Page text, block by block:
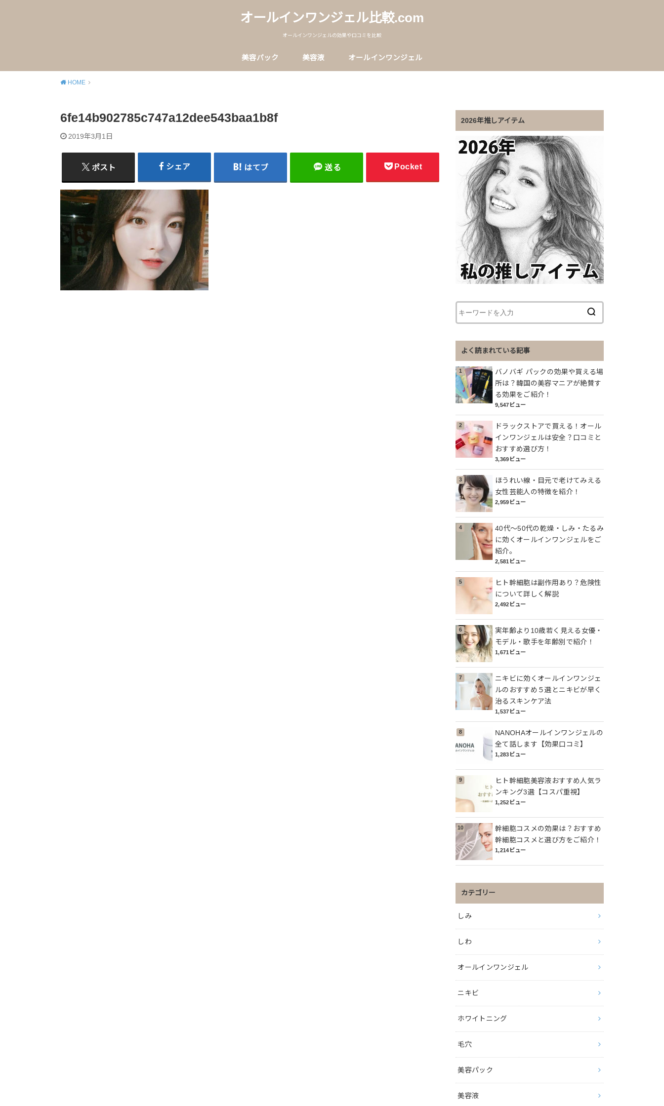
オールインワンジェル比較.com
オールインワンジェルの効果や口コミを比較
美容パック 美容液 オールインワンジェル
HOME
6fe14b902785c747a12dee543baa1b8f
2019年3月1日
ポスト シェア はてブ 送る Pocket
2026年推しアイテム
よく読まれている記事
バノバギ パックの効果や買える場
所は？韓国の美容マニアが絶賛す
る効果をご紹介！
9,547ビュー
ドラックストアで買える！オール
インワンジェルは安全？口コミと
おすすめ選び方！
3,369ビュー
ほうれい線・目元で老けてみえる
女性芸能人の特徴を紹介！
2,959ビュー
40代～50代の乾燥・しみ・たるみ
に効くオールインワンジェルをご
紹介。
2,581ビュー
ヒト幹細胞は副作用あり？危険性
について詳しく解説
2,492ビュー
実年齢より10歳若く見える女優・
モデル・歌手を年齢別で紹介！
1,671ビュー
ニキビに効くオールインワンジェ
ルのおすすめ５選とニキビが早く
治るスキンケア法
1,537ビュー
NANOHAオールインワンジェルの
全て話します【効果口コミ】
1,283ビュー
ヒト幹細胞美容液おすすめ人気ラ
ンキング3選【コスパ重視】
1,252ビュー
幹細胞コスメの効果は？おすすめ
幹細胞コスメと選び方をご紹介！
1,214ビュー
カテゴリー
しみ
しわ
オールインワンジェル
ニキビ
ホワイトニング
毛穴
美容パック
美容液